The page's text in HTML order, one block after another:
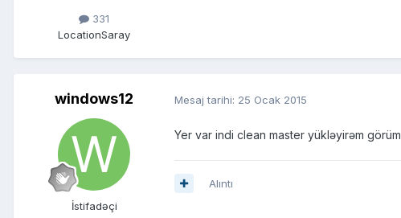
331
LocationSaray
windows12
İstifadəçi
Mesaj tarihi: 25 Ocak 2015
Yer var indi clean master yükləyirəm görüm
Alıntı